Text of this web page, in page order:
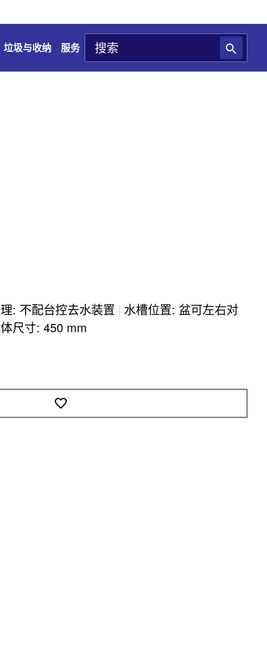
垃圾与收纳 服务
: 不配台控去水装置 | 水槽位置: 盆可左右对
尺寸: 450 mm